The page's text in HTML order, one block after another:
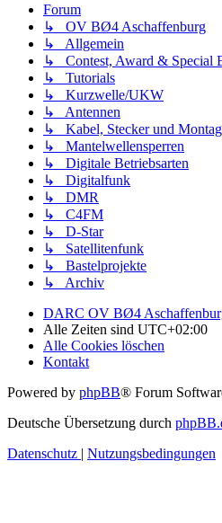
Forum
↳ OV BØ4 Aschaffenburg
↳ Allgemein
↳ Contest, Award & Special
↳ Tutorials
↳ Kurzwelle/UKW
↳ Antennen
↳ Kabel, Stecker und
↳ Mantelwellensperren
↳ Digitale Betriebsarten
↳ Digitalfunk
↳ DMR
↳ C4FM
↳ D-Star
↳ Satellitenfunk
↳ Bastelprojekte
↳ Archiv
DARC OV BØ4
Alle Zeiten sind UTC+02:00
Alle Cookies löschen
Kontakt
Powered by phpBB® Forum
Deutsche Übersetzung durch
Datenschutz | Nutzungsbedingungen